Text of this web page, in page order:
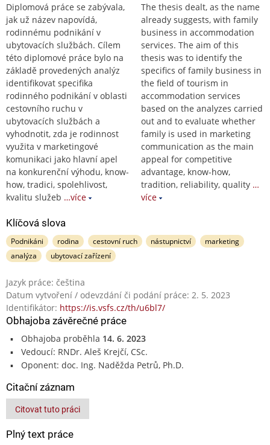
Diplomová práce se zabývala,
jak už název napovídá,
rodinnému podnikání v
ubytovacích službách. Cílem
této diplomové práce bylo na
základě provedených analýz
identifikovat specifika
rodinného podnikání v oblasti
cestovního ruchu v
ubytovacích službách a
vyhodnotit, zda je rodinnost
využita v marketingové
komunikaci jako hlavní apel
na konkurenční výhodu, know-
how, tradici, spolehlivost,
kvalitu služeb …více
The thesis dealt, as the name
already suggests, with family
business in accommodation
services. The aim of this
thesis was to identify the
specifics of family business in
the field of tourism in
accommodation services
based on the analyzes carried
out and to evaluate whether
family is used in marketing
communication as the main
appeal for competitive
advantage, know-how,
tradition, reliability, quality …
více
Klíčová slova
Podnikáni rodina cestovní ruch nástupnictví
marketing
analýza
ubytovací zařízení
Jazyk práce: čeština
Datum vytvoření / odevzdání či podání práce: 2. 5. 2023
Identifikátor: https://is.vsfs.cz/th/u6bl7/
Obhajoba závěrečné práce
Obhajoba proběhla 14. 6. 2023
Vedoucí: RNDr. Aleš Krejčí, CSc.
Oponent: doc. Ing. Naděžda Petrů, Ph.D.
Citační záznam
Citovat tuto práci
Plný text práce